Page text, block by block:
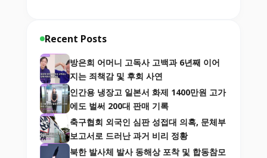
Recent Posts
방은희 어머니 고독사 고백과 6년째 이어
지는 죄책감 및 후회 사연
인간용 냉장고 일본서 화제 1400만원 고가
에도 벌써 200대 판매 기록
축구협회 외국인 심판 성접대 의혹, 문체부
보고서로 드러난 과거 비리 정황
북한 발사체 발사 동해상 포착 및 합동참모